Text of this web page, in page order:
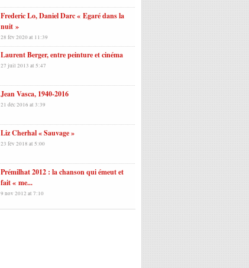
Frederic Lo, Daniel Darc « Egaré dans la
nuit »
28 fév 2020 at 11:39
Laurent Berger, entre peinture et cinéma
27 juil 2013 at 5:47
Jean Vasca, 1940-2016
21 déc 2016 at 3:39
Liz Cherhal « Sauvage »
23 fév 2018 at 5:00
Prémilhat 2012 : la chanson qui émeut et
fait « me...
9 nov 2012 at 7:10